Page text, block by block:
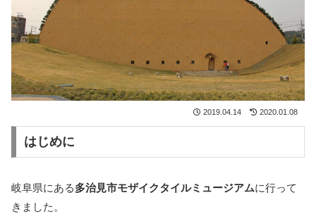
2019.04.14 2020.01.08
はじめに
岐阜県にある多治見市モザイクタイルミュージアムに行って
きました。